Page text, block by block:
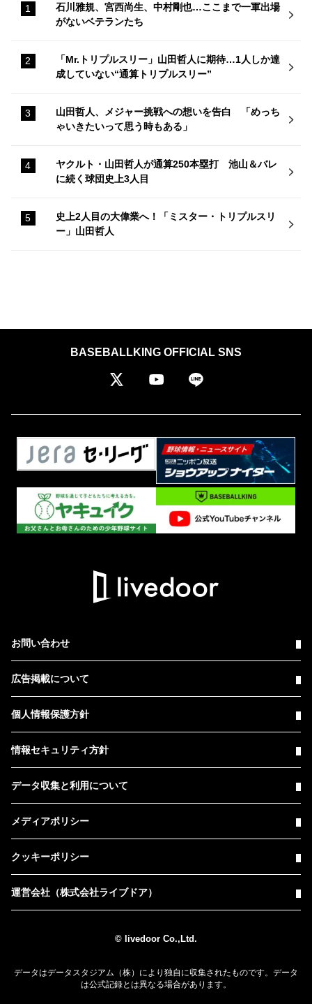
石川雅規、宮西尚生、中村剛也…ここまで一軍出場
がないベテランたち
「Mr.トリプルスリー」山田哲人に期待…1人しか達
成していない“通算トリプルスリー”
山田哲人、メジャー挑戦への想いを告白 「めっち
ゃいきたいって思う時もある」
ヤクルト・山田哲人が通算250本塁打 池山＆バレ
に続く球団史上3人目
史上2人目の大偉業へ！「ミスター・トリプルスリ
ー」山田哲人
BASEBALLKING OFFICIAL SNS
お問い合わせ
広告掲載について
個人情報保護方針
情報セキュリティ方針
データ収集と利用について
メディアポリシー
クッキーポリシー
運営会社（株式会社ライブドア）
© livedoor Co.,Ltd.
データはデータスタジアム（株）により独自に収集されたものです。データ
は公式記録とは異なる場合があります。